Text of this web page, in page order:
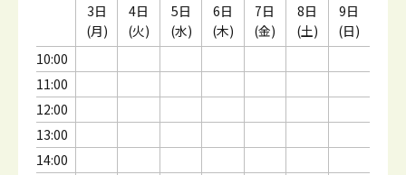
10:00
11:00
12:00
13:00
14:00
3日
(月)
4日
(火)
5日
(水)
6日
(木)
7日
(金)
8日
(土)
9日
(日)